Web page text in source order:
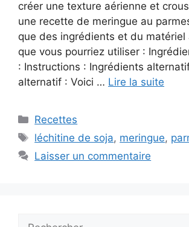
créer une texture aérienne et
une recette de meringue au
que des ingrédients et du matériel
que vous pourriez utiliser :
: Instructions : Ingrédients
alternatif : Voici … Lire la suite
Catégories
Recettes
Étiquettes
léchitine de soja, meringue,
Laisser un commentaire